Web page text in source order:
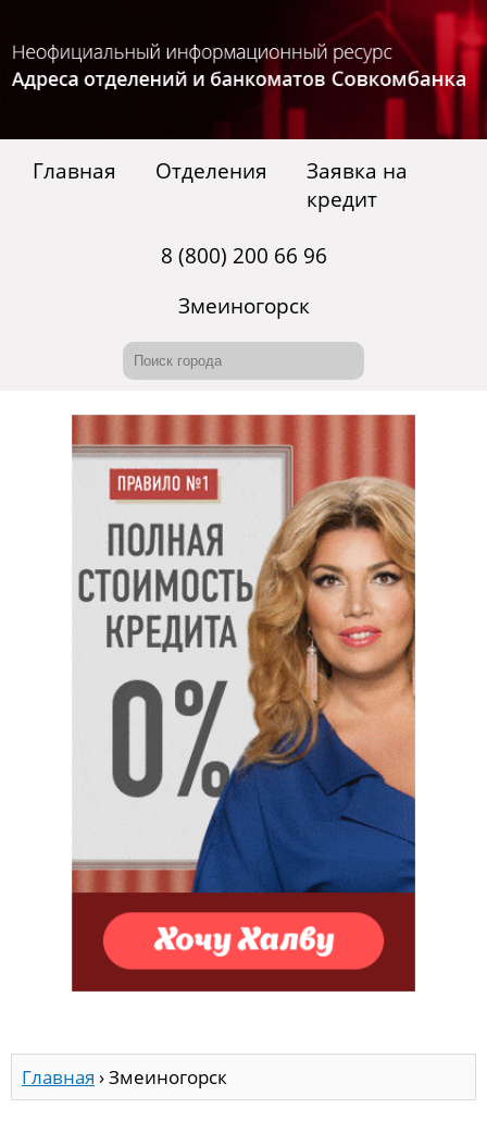
Главная Отделения
Заявка на
кредит
8 (800) 200 66 96
Змеиногорск
Главная ›Змеиногорск